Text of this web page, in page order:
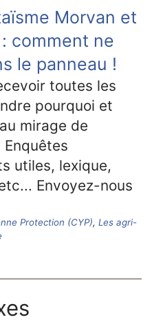
Morvan et
: comment ne
le panneau !
toutes les
pourquoi et
mirage de
Enquêtes
utiles, lexique,
Envoyez-nous
Protection (CYP),Les agri-